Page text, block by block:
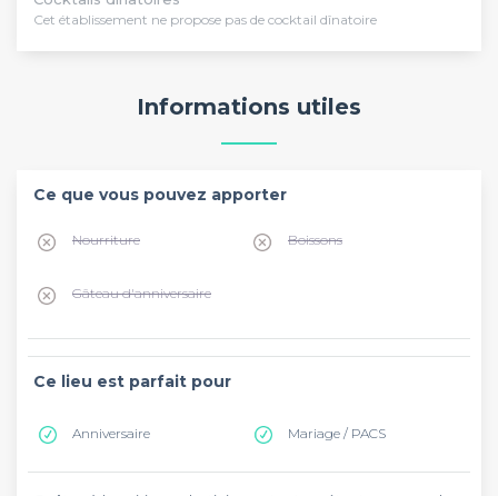
Cet établissement ne propose pas de cocktail dînatoire
Informations utiles
Ce que vous pouvez apporter
Nourriture Boissons
Gâteau d'anniversaire
Ce lieu est parfait pour
Anniversaire Mariage / PACS